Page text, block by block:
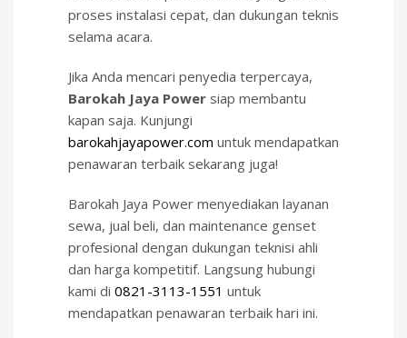
proses instalasi cepat, dan dukungan teknis
selama acara.
Jika Anda mencari penyedia terpercaya,
Barokah Jaya Power siap membantu
kapan saja. Kunjungi
barokahjayapower.com untuk mendapatkan
penawaran terbaik sekarang juga!
Barokah Jaya Power menyediakan layanan
sewa, jual beli, dan maintenance genset
profesional dengan dukungan teknisi ahli
dan harga kompetitif. Langsung hubungi
kami di 0821-3113-1551 untuk
mendapatkan penawaran terbaik hari ini.